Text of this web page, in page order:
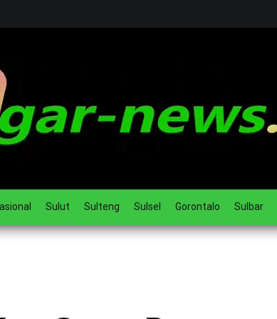
Sulut Sulteng Sulsel Gorontalo Sulbar